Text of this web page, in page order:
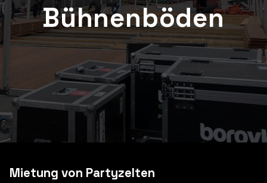
Bühnenböden
Mietung von Partyzelten